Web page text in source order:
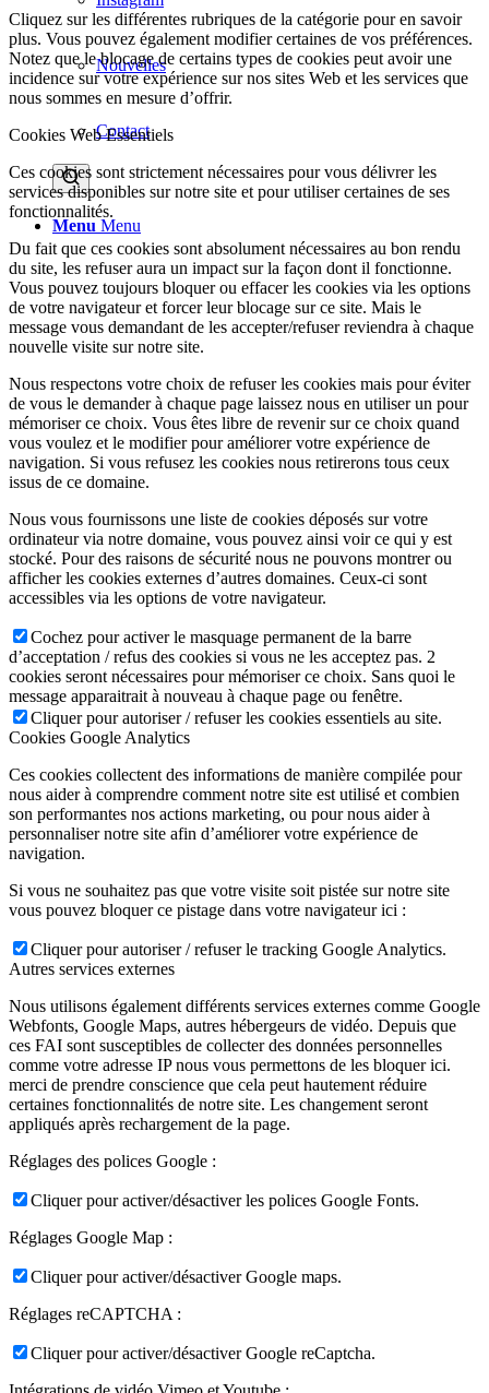
Nouvelles
Contact
Menu Menu
Cliquez sur les différentes rubriques de la catégorie pour en savoir
plus. Vous pouvez également modifier certaines de vos préférences.
Notez que le blocage de certains types de cookies peut avoir une
incidence sur votre expérience sur nos sites Web et les services que
nous sommes en mesure d’offrir.
Cookies Web Essentiels
Ces cookies sont strictement nécessaires pour vous délivrer les
services disponibles sur notre site et pour utiliser certaines de ses
fonctionnalités.
Du fait que ces cookies sont absolument nécessaires au bon rendu
du site, les refuser aura un impact sur la façon dont il fonctionne.
Vous pouvez toujours bloquer ou effacer les cookies via les options
de votre navigateur et forcer leur blocage sur ce site. Mais le
message vous demandant de les accepter/refuser reviendra à chaque
nouvelle visite sur notre site.
Nous respectons votre choix de refuser les cookies mais pour éviter
de vous le demander à chaque page laissez nous en utiliser un pour
mémoriser ce choix. Vous êtes libre de revenir sur ce choix quand
vous voulez et le modifier pour améliorer votre expérience de
navigation. Si vous refusez les cookies nous retirerons tous ceux
issus de ce domaine.
Nous vous fournissons une liste de cookies déposés sur votre
ordinateur via notre domaine, vous pouvez ainsi voir ce qui y est
stocké. Pour des raisons de sécurité nous ne pouvons montrer ou
afficher les cookies externes d’autres domaines. Ceux-ci sont
accessibles via les options de votre navigateur.
Cochez pour activer le masquage permanent de la barre
d’acceptation / refus des cookies si vous ne les acceptez pas. 2
cookies seront nécessaires pour mémoriser ce choix. Sans quoi le
message apparaitrait à nouveau à chaque page ou fenêtre.
Cliquer pour autoriser / refuser les cookies essentiels au site.
Cookies Google Analytics
Ces cookies collectent des informations de manière compilée pour
nous aider à comprendre comment notre site est utilisé et combien
son performantes nos actions marketing, ou pour nous aider à
personnaliser notre site afin d’améliorer votre expérience de
navigation.
Si vous ne souhaitez pas que votre visite soit pistée sur notre site
vous pouvez bloquer ce pistage dans votre navigateur ici :
Cliquer pour autoriser / refuser le tracking Google Analytics.
Autres services externes
Nous utilisons également différents services externes comme Google
Webfonts, Google Maps, autres hébergeurs de vidéo. Depuis que
ces FAI sont susceptibles de collecter des données personnelles
comme votre adresse IP nous vous permettons de les bloquer ici.
merci de prendre conscience que cela peut hautement réduire
certaines fonctionnalités de notre site. Les changement seront
appliqués après rechargement de la page.
Réglages des polices Google :
Cliquer pour activer/désactiver les polices Google Fonts.
Réglages Google Map :
Cliquer pour activer/désactiver Google maps.
Réglages reCAPTCHA :
Cliquer pour activer/désactiver Google reCaptcha.